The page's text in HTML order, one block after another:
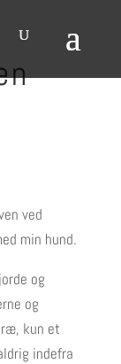
ved
min hund.
og
og
kun et
indefra